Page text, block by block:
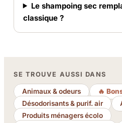
Le shampoing sec
classique ?
SE TROUVE AUSSI DANS
Animaux & odeurs
🔥
Désodorisants & purif. air
Produits ménagers écolo